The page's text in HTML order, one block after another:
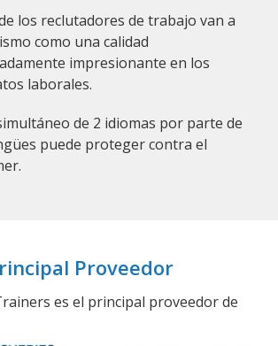
los reclutadores de trabajo van a
como una calidad
impresionante en los
laborales.
de 2 idiomas por parte de
puede proteger contra el
Proveedor
es el principal proveedor de